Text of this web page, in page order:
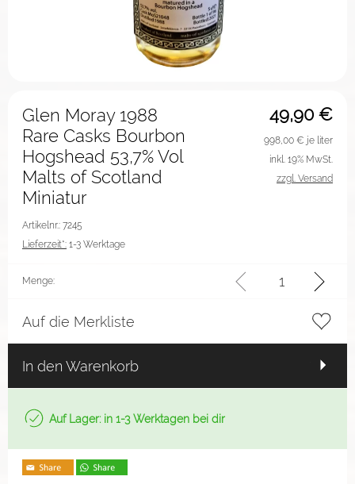
49,90 €
Glen Moray 1988
Rare Casks Bourbon
Hogshead 53,7% Vol
Malts of Scotland
Miniatur
Artikelnr.: 7245
Lieferzeit*: 1-3 Werktage
998,00 € je liter
inkl. 19% MwSt.
zzgl. Versand
Menge:
Auf die Merkliste
In den Warenkorb
Auf Lager: in 1-3 Werktagen bei dir